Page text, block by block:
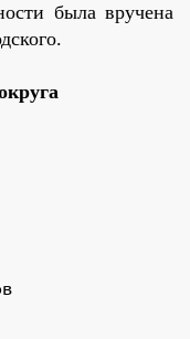
была вручена